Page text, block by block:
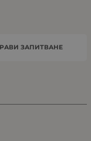
ЗАПИТВАНЕ